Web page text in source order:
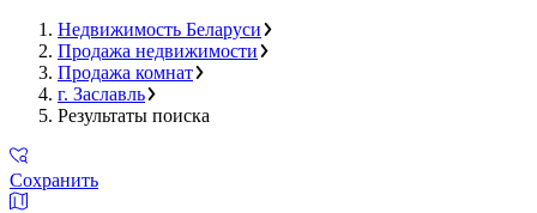
Недвижимость Беларуси
Продажа недвижимости
Продажа комнат
г. Заславль
Результаты поиска
Сохранить